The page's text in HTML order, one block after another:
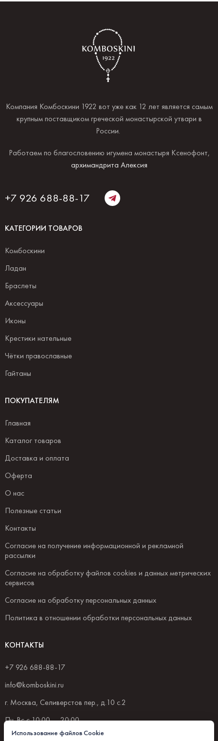
Компания Комбоскини 1922 вот уже как 12 лет является самым
крупным поставщиком греческой монастырской утвари в
России.
Работаем по благословению игумена монастыря Ксенофонт,
архимандрита Алексия
+7 926 688-88-17
КАТЕГОРИИ ТОВАРОВ
Комбоскини
Ладан
Браслеты
Аксессуары
Иконы
Крестики нательные
Чётки православные
Гайтаны
ПОКУПАТЕЛЯМ
Главная
Каталог товаров
Доставка и оплата
Оферта
О нас
Полезные статьи
Контакты
Согласие на получение информационной и рекламной
рассылки
Согласие на обработку файлов cookies и данных метрических
сервисов
Согласие на обработку персональных данных
Политика в отношении обработки персональных данных
КОНТАКТЫ
+7 926 688-88-17
info@komboskini.ru
г. Москва, Селиверстов пер., д.10 с.2
Пн-Вс с 10:00 — 20:00
Использование файлов Cookie